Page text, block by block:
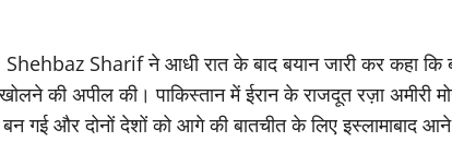
Shehbaz Sharif ने आधी रात के बाद बयान जारी कर कहा
की अपील की। पाकिस्तान में ईरान के राजदूत रज़ा अमीरी
गई और दोनों देशों को आगे की बातचीत के लिए इस्लामाबाद आने